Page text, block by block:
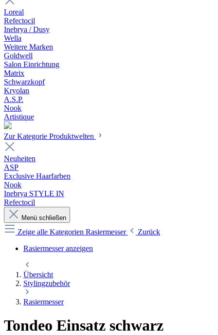
Loreal
Refectocil
Inebrya / Dusy
Wella
Weitere Marken
Goldwell
Salon Einrichtung
Matrix
Schwarzkopf
Kryolan
A.S.P.
Nook
Artistique
Zur Kategorie Produktwelten
Neuheiten
ASP
Exclusive Haarfarben
Nook
Inebrya STYLE IN
Refectocil
Menü schließen
Zeige alle Kategorien Rasiermesser
Zurück
Rasiermesser anzeigen
Übersicht
Stylingzubehör
Rasiermesser
Tondeo Einsatz schwarz